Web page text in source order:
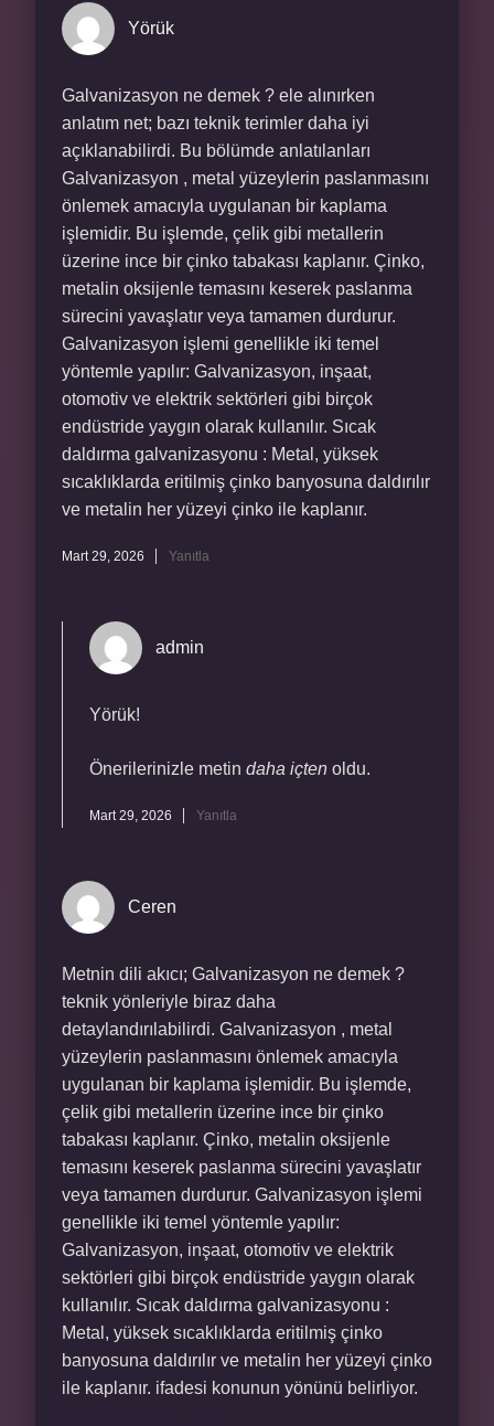
Yörük
Galvanizasyon ne demek ? ele alınırken
anlatım net; bazı teknik terimler daha iyi
açıklanabilirdi. Bu bölümde anlatılanları
Galvanizasyon , metal yüzeylerin paslanmasını
önlemek amacıyla uygulanan bir kaplama
işlemidir. Bu işlemde, çelik gibi metallerin
üzerine ince bir çinko tabakası kaplanır. Çinko,
metalin oksijenle temasını keserek paslanma
sürecini yavaşlatır veya tamamen durdurur.
Galvanizasyon işlemi genellikle iki temel
yöntemle yapılır: Galvanizasyon, inşaat,
otomotiv ve elektrik sektörleri gibi birçok
endüstride yaygın olarak kullanılır. Sıcak
daldırma galvanizasyonu : Metal, yüksek
sıcaklıklarda eritilmiş çinko banyosuna daldırılır
ve metalin her yüzeyi çinko ile kaplanır.
Mart 29, 2026 Yanıtla
admin
Yörük!
Önerilerinizle metin daha içten oldu.
Mart 29, 2026 Yanıtla
Ceren
Metnin dili akıcı; Galvanizasyon ne demek ?
teknik yönleriyle biraz daha
detaylandırılabilirdi. Galvanizasyon , metal
yüzeylerin paslanmasını önlemek amacıyla
uygulanan bir kaplama işlemidir. Bu işlemde,
çelik gibi metallerin üzerine ince bir çinko
tabakası kaplanır. Çinko, metalin oksijenle
temasını keserek paslanma sürecini yavaşlatır
veya tamamen durdurur. Galvanizasyon işlemi
genellikle iki temel yöntemle yapılır:
Galvanizasyon, inşaat, otomotiv ve elektrik
sektörleri gibi birçok endüstride yaygın olarak
kullanılır. Sıcak daldırma galvanizasyonu :
Metal, yüksek sıcaklıklarda eritilmiş çinko
banyosuna daldırılır ve metalin her yüzeyi çinko
ile kaplanır. ifadesi konunun yönünü belirliyor.